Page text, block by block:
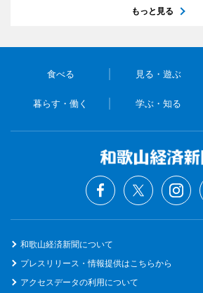
もっと見る
食べる 見る・遊ぶ
暮らす・働く 学ぶ・知る
和歌山経済新聞について
プレスリリース・情報提供はこちらから
アクセスデータの利用について